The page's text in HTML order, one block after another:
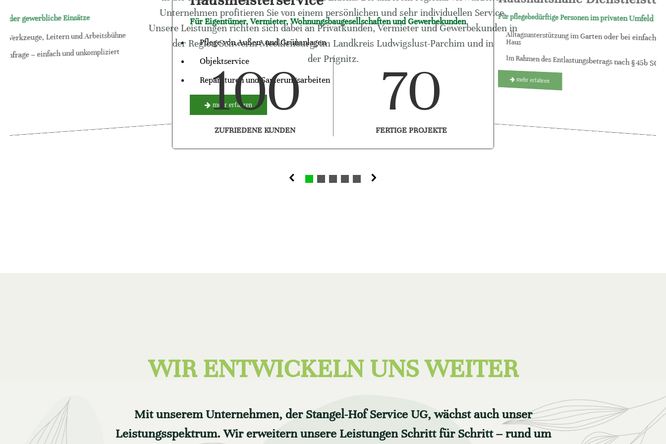
Unternehmen profitieren Sie von einem persönlichen und sehr individuellen Service.
Unsere Leistungen richten sich dabei an Privatkunden, Vermieter und Gewerbekunden in
der Region Schwerin-Mecklenburg, im Landkreis Ludwigslust-Parchim und in
der Prignitz.
100
ZUFRIEDENE KUNDEN
70
FERTIGE PROJEKTE
Für Eigentümer, Vermieter, Wohnungsbaugesellschaften und Gewerbekunden
Pflege von Außen- und Grünanlagen
Objektservice
Reparaturen und Sanierungsarbeiten
mehr erfahren
Für pflegebedürftige Personen im privaten Umfeld
Alltagsunterstützung im Garten oder bei
Haus
Im Rahmen des Entlastungsbetrags nach § 45b
mehr erfahren
gewerbliche Einsätze
Leitern und Arbeitsbühne
– einfach und unkompliziert
WIR ENTWICKELN UNS WEITER
Mit unserem Unternehmen, der Stangel-Hof Service UG, wächst auch unser
Leistungsspektrum. Wir erweitern unsere Leistungen Schritt für Schritt – rund um